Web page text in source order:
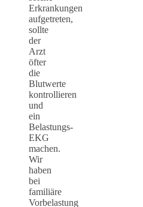
Erkrankungen
aufgetreten,
sollte
der
Arzt
öfter
die
Blutwerte
kontrollieren
und
ein
Belastungs-
EKG
machen.
Wir
haben
bei
familiäre
Vorbelastung